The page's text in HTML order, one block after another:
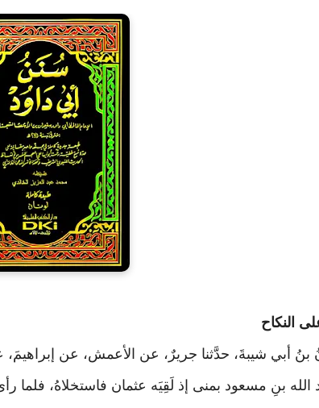
النكاح
بنُ أبي شيبةَ، حدَّثنا جريرٌ، عن الأعمش، عن
بنِ مسعود بمنى إذ لَقِيَه عثمان فاستخلاهُ، فلما